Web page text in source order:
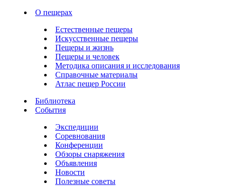
О пещерах
Естественные пещеры
Искусственные пещеры
Пещеры и жизнь
Пещеры и человек
Методика описания и исследования
Справочные материалы
Атлас пещер России
Библиотека
События
Экспедиции
Соревнования
Конференции
Обзоры снаряжения
Объявления
Новости
Полезные советы